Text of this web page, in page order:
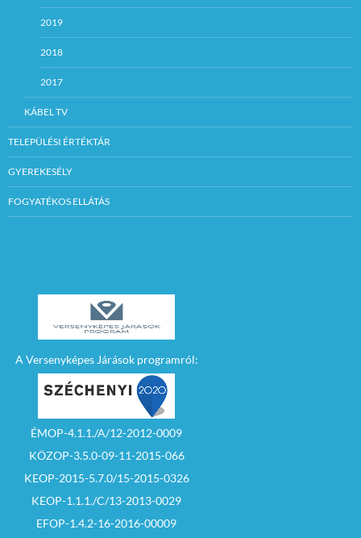
2019
2018
2017
KÁBEL TV
TELEPÜLÉSI ÉRTÉKTÁR
GYEREKESÉLY
FOGYATÉKOS ELLÁTÁS
A Versenyképes Járások programról:
ÉMOP-4.1.1./A/12-2012-0009
KÖZOP-3.5.0-09-11-2015-066
KEOP-2015-5.7.0/15-2015-0326
KEOP-1.1.1./C/13-2013-0029
EFOP-1.4.2-16-2016-00009